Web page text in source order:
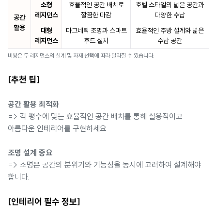
공간
활용
소형
레지던스
효율적인 공간 배치로
깔끔한 마감
호텔 스타일의 넓은 공간과
다양한 수납
대형
레지던스
마그네틱 조명과 스마트
후드 설치
효율적인 주방 설계와 넓은
수납 공간
비용은 두 레지던스의 설계 및 자재 선택에 따라 달라질 수 있습니다.
[추천 팁]
공간 활용 최적화
=> 각 평수에 맞는 효율적인 공간 배치를 통해 실용적이고
아름다운 인테리어를 구현하세요.
조명 설계 중요
=> 조명은 공간의 분위기와 기능성을 동시에 고려하여 설계해야
합니다.
[인테리어 필수 정보]